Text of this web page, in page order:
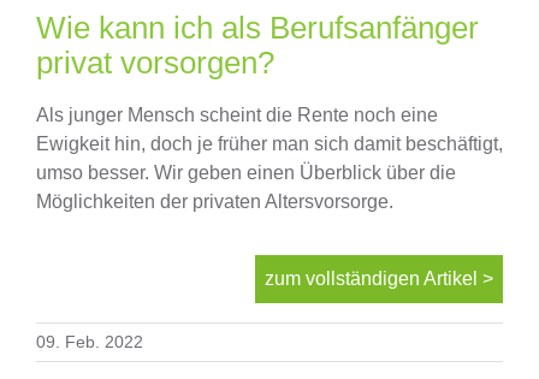
Finanzierung
Absicherungen
Über uns
Wie kann ich als Berufsanfänger
privat vorsorgen?
Als junger Mensch scheint die Rente noch eine
Ewigkeit hin, doch je früher man sich damit beschäftigt,
umso besser. Wir geben einen Überblick über die
Möglichkeiten der privaten Altersvorsorge.
zum vollständigen Artikel >
09. Feb. 2022